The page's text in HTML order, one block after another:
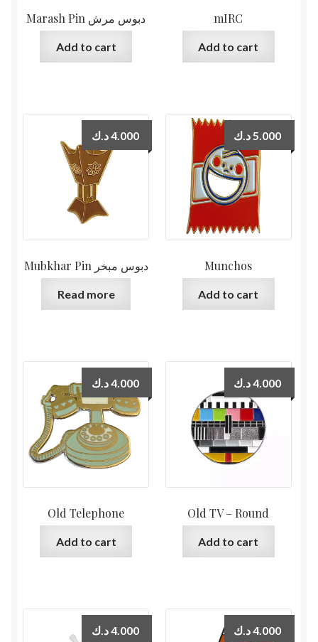
Marash Pin دبوس مرش
Add to cart
mIRC
Add to cart
Mubkhar Pin دبوس مبخر
4.000د.ك
Read more
Munchos
5.000د.ك
Add to cart
Old Telephone
4.000د.ك
Add to cart
Old TV – Round
4.000د.ك
Add to cart
4.000د.ك 4.000د.ك